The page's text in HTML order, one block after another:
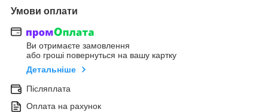
Умови оплати
Ви отримаєте замовлення
або гроші повернуться на вашу картку
Детальніше
Післяплата
Оплата на рахунок